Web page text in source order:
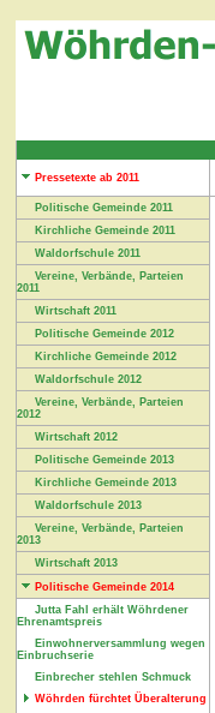
Pressetexte ab 2011
Politische Gemeinde 2011
Kirchliche Gemeinde 2011
Waldorfschule 2011
Vereine, Verbände, Parteien
2011
Wirtschaft 2011
Politische Gemeinde 2012
Kirchliche Gemeinde 2012
Waldorfschule 2012
Vereine, Verbände, Parteien
2012
Wirtschaft 2012
Politische Gemeinde 2013
Kirchliche Gemeinde 2013
Waldorfschule 2013
Vereine, Verbände, Parteien
2013
Wirtschaft 2013
Politische Gemeinde 2014
Jutta Fahl erhält Wöhrdener
Ehrenamtspreis
Einwohnerversammlung wegen
Einbruchserie
Einbrecher stehlen Schmuck
Wöhrden fürchtet Überalterung